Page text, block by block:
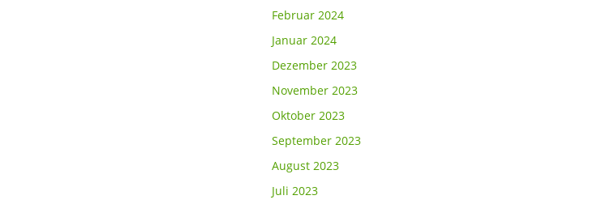
Februar 2024
Januar 2024
Dezember 2023
November 2023
Oktober 2023
September 2023
August 2023
Juli 2023